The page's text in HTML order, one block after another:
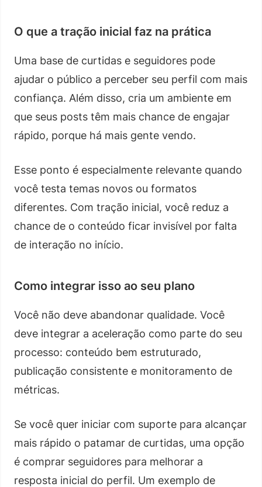
O que a tração inicial faz na prática
Uma base de curtidas e seguidores pode
ajudar o público a perceber seu perfil com mais
confiança. Além disso, cria um ambiente em
que seus posts têm mais chance de engajar
rápido, porque há mais gente vendo.
Esse ponto é especialmente relevante quando
você testa temas novos ou formatos
diferentes. Com tração inicial, você reduz a
chance de o conteúdo ficar invisível por falta
de interação no início.
Como integrar isso ao seu plano
Você não deve abandonar qualidade. Você
deve integrar a aceleração como parte do seu
processo: conteúdo bem estruturado,
publicação consistente e monitoramento de
métricas.
Se você quer iniciar com suporte para alcançar
mais rápido o patamar de curtidas, uma opção
é comprar seguidores para melhorar a
resposta inicial do perfil. Um exemplo de